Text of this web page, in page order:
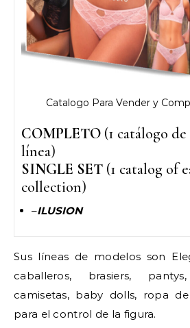
Catalogo Para Vender y
COMPLETO (1 catálogo de
línea)
SINGLE SET (1 catalog of
collection)
–ILUSION
Sus líneas de modelos son
caballeros, brasiers,
camisetas, baby dolls, ropa
para el control de la figura.